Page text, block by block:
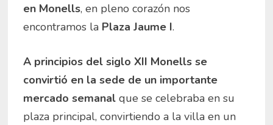
en Monells, en pleno corazón nos
encontramos la Plaza Jaume I.
A principios del siglo XII Monells se
convirtió en la sede de un importante
mercado semanalque se celebraba en su
plaza principal, convirtiendo a la villa en un